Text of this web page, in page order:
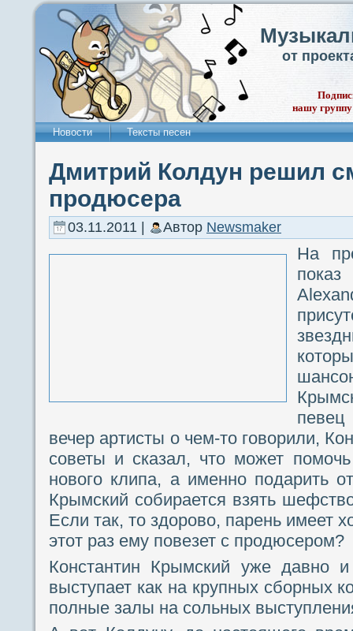
от
нашу
Новости Тексты песен
Дмитрий Колдун решил
продюсера
03.11.2011 | Автор Newsmaker
На
показ
вечер артисты о чем-то говорили,
советы и сказал, что может
нового клипа, а именно подарить
Крымский собирается взять
Если так, то здорово, парень имеет
этот раз ему повезет с продюсером?
Константин Крымский уже давно и
выступает как на крупных сборных
полные залы на сольных